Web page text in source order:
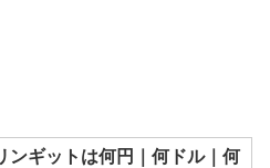
ンギットは何円｜何ドル｜何